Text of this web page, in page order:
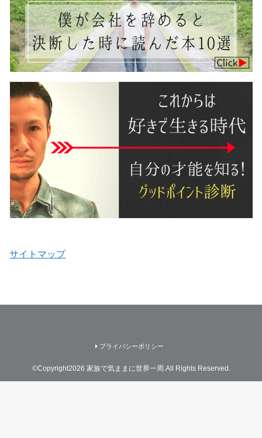
サイトマップ
プライバシーポリシー
©Copyright2026 家族で気ままに世界一周 .All Rights Reserved.